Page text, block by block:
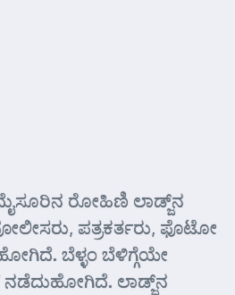
ರೋಹಿಣಿ ಲಾಡ್ಜ್‌ನ
ಪತ್ರಕರ್ತರು, ಫೊಟೋ
ಬೆಳ್ಳಂ ಬೆಳಿಗ್ಗೆಯೇ
ಲಾಡ್ಜ್‌ನ